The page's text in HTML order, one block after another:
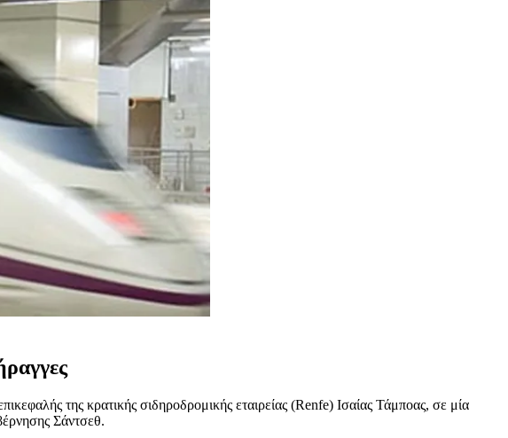
της κρατικής σιδηροδρομικής εταιρείας (Renfe) Ισαίας Τάμποας, σε μία
Σάντσεθ.